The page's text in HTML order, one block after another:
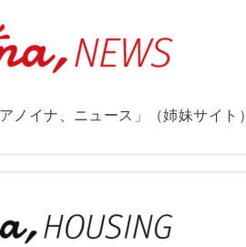
ノイナ、ニュース」（姉妹サイト）